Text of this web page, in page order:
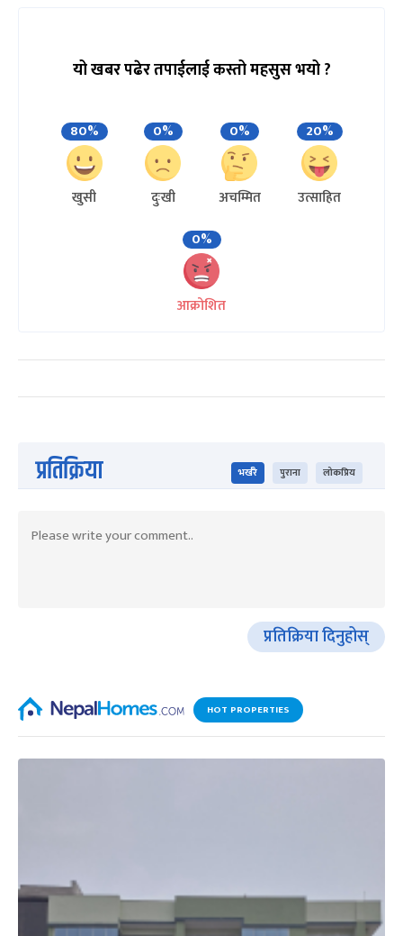
यो खबर पढेर तपाईलाई कस्तो महसुस भयो ?
80%
खुसी
0%
दुःखी
0%
अचम्मित
20%
उत्साहित
0%
आक्रोशित
प्रतिक्रिया भर्खरै पुराना लोकप्रिय
प्रतिक्रिया दिनुहोस्
HOT PROPERTIES